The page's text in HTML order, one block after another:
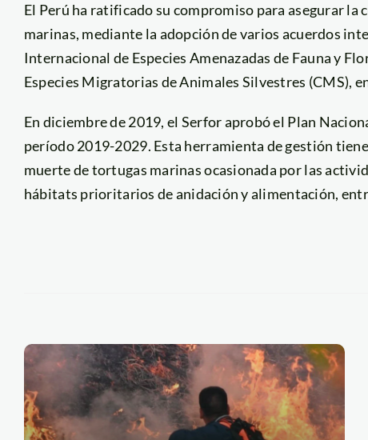
El Perú ha ratificado su compromiso para asegurar
marinas, mediante la adopción de varios acuerdos
Internacional de Especies Amenazadas de Fauna y
Especies Migratorias de Animales Silvestres (CMS),
En diciembre de 2019, el Serfor aprobó el Plan
período 2019-2029. Esta herramienta de gestión
muerte de tortugas marinas ocasionada por las
hábitats prioritarios de anidación y alimentación,